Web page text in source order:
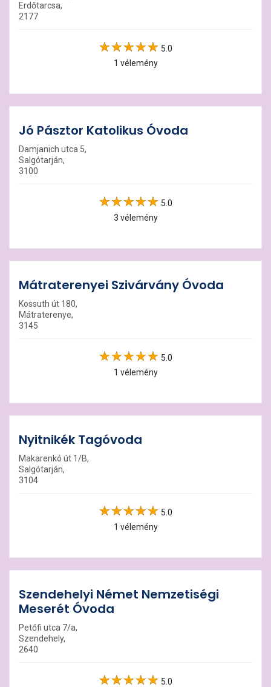
Erdőtarcsa,
2177
5.0
1 vélemény
Jó Pásztor Katolikus Óvoda
Damjanich utca 5,
Salgótarján,
3100
5.0
3 vélemény
Mátraterenyei Szivárvány Óvoda
Kossuth út 180,
Mátraterenye,
3145
5.0
1 vélemény
Nyitnikék Tagóvoda
Makarenkó út 1/B,
Salgótarján,
3104
5.0
1 vélemény
Szendehelyi Német Nemzetiségi
Meserét Óvoda
Petőfi utca 7/a,
Szendehely,
2640
5.0